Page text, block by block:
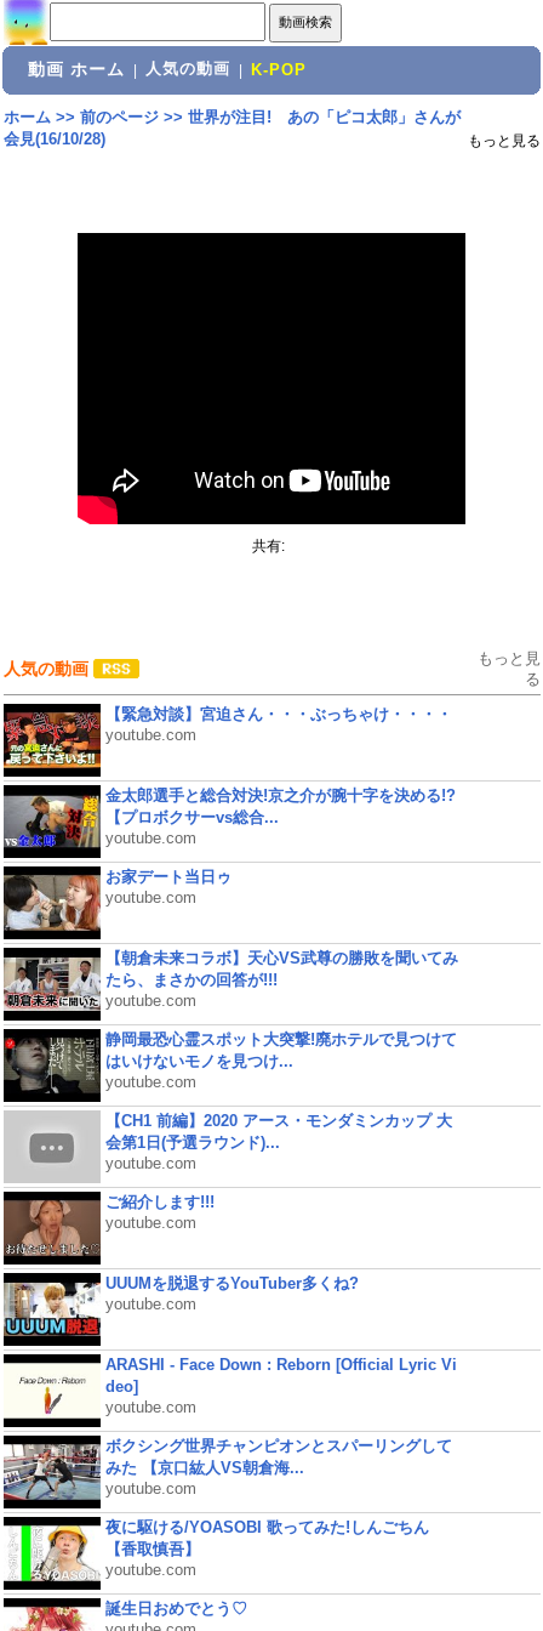
動画 ホーム 人気の動画 K-POP
ホーム>> 前のページ>> 世界が注目! あの「ピコ太郎」さんが
会見(16/10/28)
もっと見る
共有:
人気の動画
もっと見
る
【緊急対談】宮迫さん・・・ぶっちゃけ・・・・
youtube.com
金太郎選手と総合対決!京之介が腕十字を決める!?
【プロボクサーvs総合...
youtube.com
お家デート当日ゥ
youtube.com
【朝倉未来コラボ】天心VS武尊の勝敗を聞いてみ
たら、まさかの回答が!!!
youtube.com
静岡最恐心霊スポット大突撃!廃ホテルで見つけて
はいけないモノを見つけ...
youtube.com
【CH1 前編】2020 アース・モンダミンカップ 大
会第1日(予選ラウンド)...
youtube.com
ご紹介します!!!
youtube.com
UUUMを脱退するYouTuber多くね?
youtube.com
ARASHI - Face Down : Reborn [Official Lyric Vi
deo]
youtube.com
ボクシング世界チャンピオンとスパーリングして
みた 【京口紘人VS朝倉海...
youtube.com
夜に駆ける/YOASOBI 歌ってみた!しんごちん
【香取慎吾】
youtube.com
誕生日おめでとう♡